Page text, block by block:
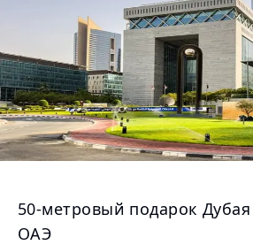
50-метровый подарок
ОАЭ